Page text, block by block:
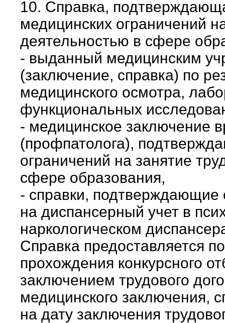
10. Справка,
медицинских ограничений
деятельностью в сфере
- выданный медицинским
(заключение, справка) по
медицинского осмотра,
функциональных
- медицинское заключение
(профпатолога),
ограничений на занятие
сфере образования,
- справки, подтверждающие
на диспансерный учет в
наркологическом
Справка предоставляется
прохождения конкурсного
заключением трудового
медицинского заключения,
на дату заключения